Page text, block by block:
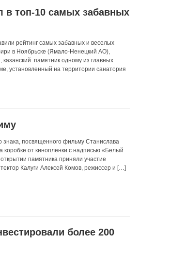
в топ-10 самых забавных
рейтинг самых забавных и веселых
в Ноябрьске (Ямало-Ненецкий АО),
памятник одному из главных
установленный на территории санатория
знака, посвященного фильму Станислава
коробке от кинопленки с надписью «Белый
памятника приняли участие
Калуги Алексей Комов, режиссер и […]
более 200